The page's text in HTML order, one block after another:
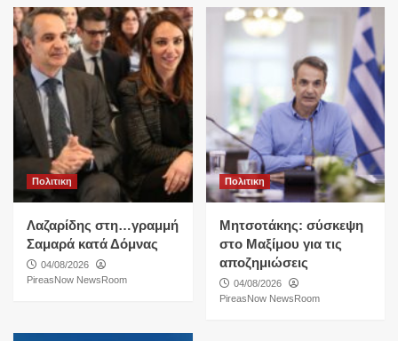
Πολιτικη
Λαζαρίδης στη…γραμμή
Σαμαρά κατά Δόμνας
04/08/2026
PireasNow NewsRoom
Πολιτικη
Μητσοτάκης: σύσκεψη
στο Μαξίμου για τις
αποζημιώσεις
04/08/2026
PireasNow NewsRoom